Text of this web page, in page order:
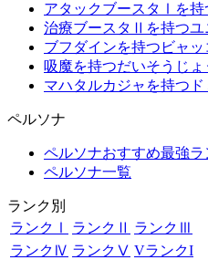
アタックブースタⅠを持
治療ブースタⅡを持つユ
ブフダインを持つビャッ
吸魔を持つだいそうじょ
マハタルカジャを持つド
ペルソナ
ペルソナおすすめ最強ラ
ペルソナ一覧
ランク別
ランクⅠ
ランクⅡ ランクⅢ
ランクⅣ ランクⅤ VランクI